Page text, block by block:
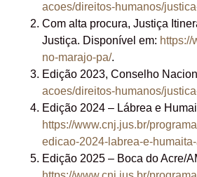
acoes/direitos-humanos/
Com alta procura, Justiça
Justiça. Disponível em:
no-marajo-pa/.
Edição 2023, Conselho
acoes/direitos-humanos/
Edição 2024 – Lábrea e
https://www.cnj.jus.br/
edicao-2024-labrea-e-
Edição 2025 – Boca do Acre/